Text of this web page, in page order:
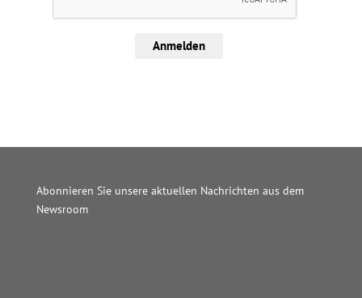
Anmelden
Abonnieren Sie unsere aktuellen Nachrichten aus dem
Newsroom